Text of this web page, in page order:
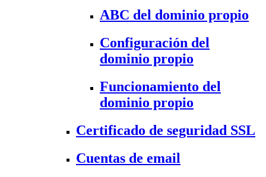
ABC del dominio propio
Configuración del
dominio propio
Funcionamiento del
dominio propio
Certificado de seguridad SSL
Cuentas de email